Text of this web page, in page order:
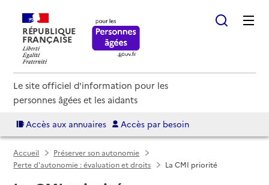
RÉPUBLIQUE
FRANÇAISE
Le site officiel d'information pour les
personnes âgées et les aidants
Accès aux annuaires Accès par besoin
Accueil
Préserver son autonomie
Perte d'autonomie : évaluation et droits
La CMI priorité